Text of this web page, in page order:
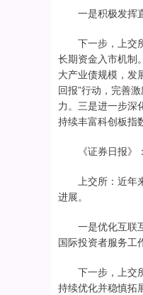
一是积极发挥直
下一步，上交所
长期资金入市机制
大产业债规模，发
回报”行动，完善
力。三是进一步深
持续丰富科创板指
《证券日报》：
上交所：近年来
进展。
一是优化互联互
国际投资者服务工
下一步，上交所
持续优化并稳慎拓